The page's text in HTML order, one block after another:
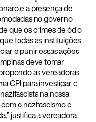
e a presença de
no governo
que os crimes de ódio
todas as instituições
e punir essas ações
deve tomar
às vereadoras
CPI para investigar o
na nossa
o nazifascismo e
justifica a vereadora.